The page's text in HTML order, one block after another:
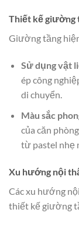
Thiết kế giường
Giường tầng
Sử dụng vật
ép công
di chuyển.
Màu sắc
của căn
từ pastel nhẹ
Xu hướng nội
Các xu hướng
thiết kế giường